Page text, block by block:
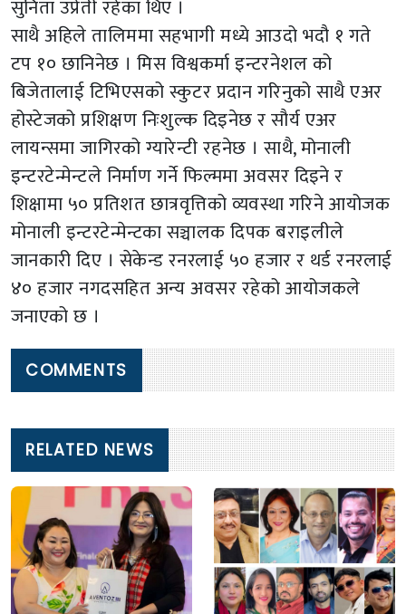
सुनिता उप्रेती रहेका थिए ।
साथै अहिले तालिममा सहभागी मध्ये आउदो भदौ १ गते
टप १० छानिनेछ । मिस विश्वकर्मा इन्टरनेशल को
बिजेतालाई टिभिएसको स्कुटर प्रदान गरिनुको साथै एअर
होस्टेजको प्रशिक्षण निःशुल्क दिइनेछ र सौर्य एअर
लायन्समा जागिरको ग्यारेन्टी रहनेछ । साथै, मोनाली
इन्टरटेन्मेन्टले निर्माण गर्ने फिल्ममा अवसर दिइने र
शिक्षामा ५० प्रतिशत छात्रवृत्तिको व्यवस्था गरिने आयोजक
मोनाली इन्टरटेन्मेन्टका सञ्चालक दिपक बराइलीले
जानकारी दिए । सेकेन्ड रनरलाई ५० हजार र थर्ड रनरलाई
४० हजार नगदसहित अन्य अवसर रहेको आयोजकले
जनाएको छ ।
COMMENTS
RELATED NEWS